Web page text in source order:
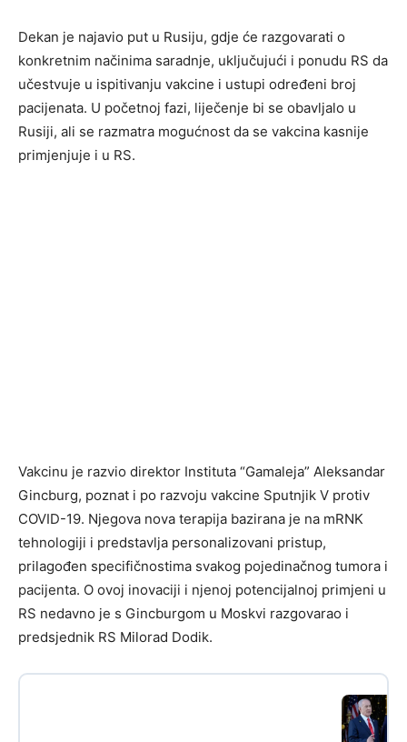
Dekan je najavio put u Rusiju, gdje će razgovarati o
konkretnim načinima saradnje, uključujući i ponudu RS da
učestvuje u ispitivanju vakcine i ustupi određeni broj
pacijenata. U početnoj fazi, liječenje bi se obavljalo u
Rusiji, ali se razmatra mogućnost da se vakcina kasnije
primjenjuje i u RS.
Vakcinu je razvio direktor Instituta “Gamaleja” Aleksandar
Gincburg, poznat i po razvoju vakcine Sputnjik V protiv
COVID-19. Njegova nova terapija bazirana je na mRNK
tehnologiji i predstavlja personalizovani pristup,
prilagođen specifičnostima svakog pojedinačnog tumora i
pacijenta. O ovoj inovaciji i njenoj potencijalnoj primjeni u
RS nedavno je s Gincburgom u Moskvi razgovarao i
predsjednik RS Milorad Dodik.